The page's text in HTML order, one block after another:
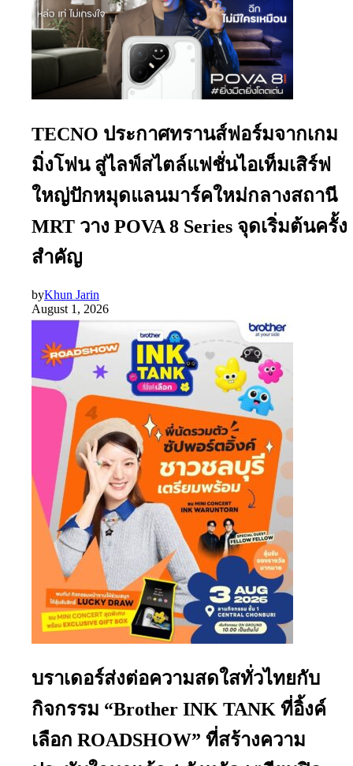
TECNO ประกาศทรานส์ฟอร์มจากเกม
มิ่งโฟน สู่ไลฟ์สไตล์แฟชั่นไอเท็มเสิร์ฟ
ใหญ่ปักหมุดแลนมาร์คใหม่กลางสถานี
MRT วาง POVA 8 Series จุดเริ่มต้นครั้ง
สำคัญ
byKhun Jarin
August 1, 2026
บราเดอร์ส่งต่อความสดใสทั่วไทยกับ
กิจกรรม “Brother INK TANK ที่อิ้งค์
เลือก ROADSHOW” ที่สร้างความ